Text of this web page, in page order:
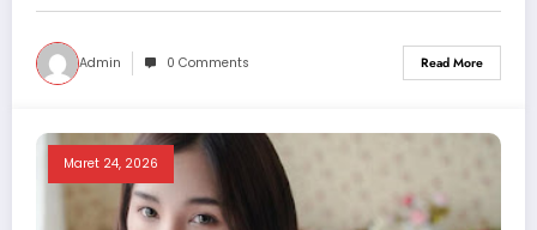
Admin 0 Comments Read More
Maret 24, 2026